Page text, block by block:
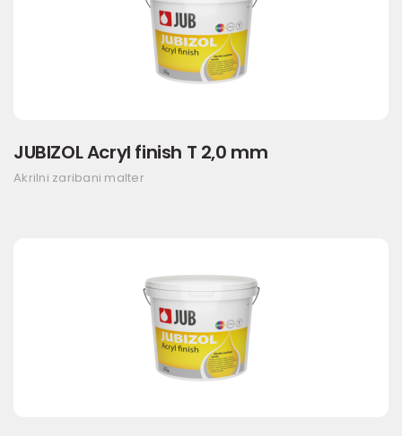
JUBIZOL Acryl finish T 2,0 mm
Akrilni zaribani malter